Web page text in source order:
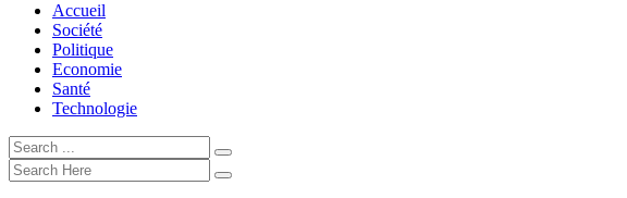
Accueil
Société
Politique
Economie
Santé
Technologie